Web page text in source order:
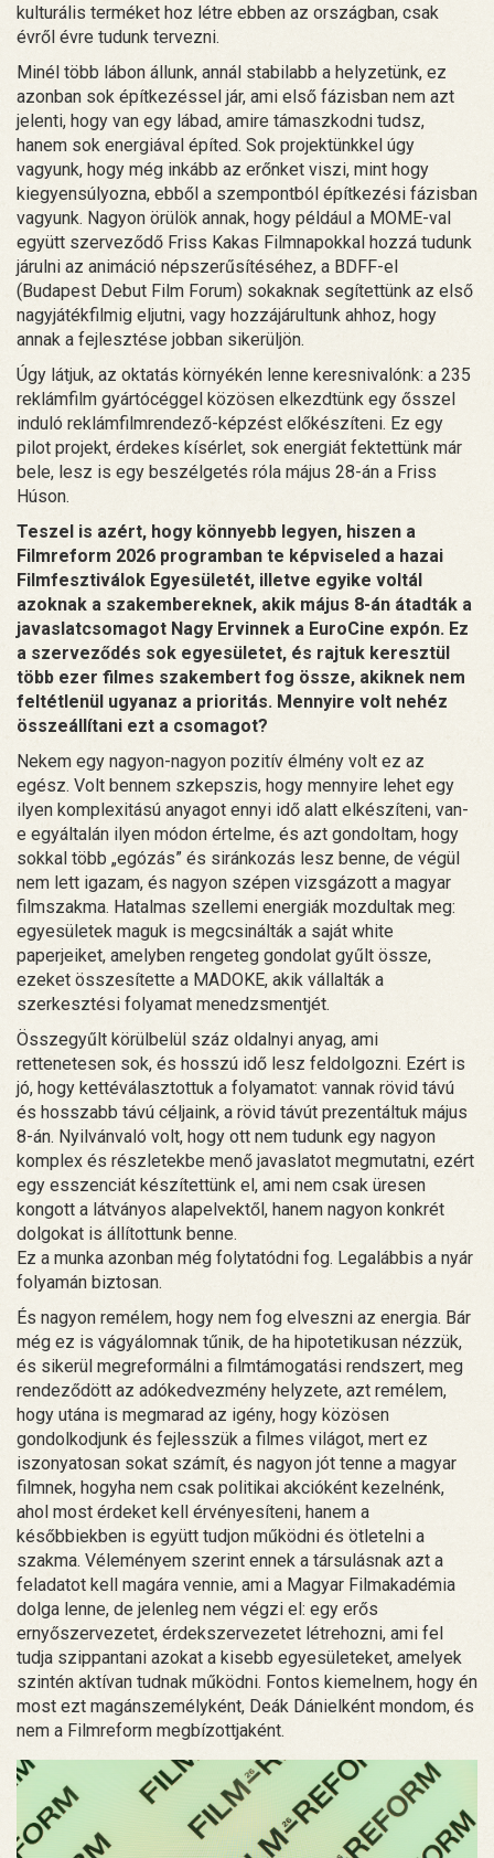
kulturális terméket hoz létre ebben az országban, csak
évről évre tudunk tervezni.
Minél több lábon állunk, annál stabilabb a helyzetünk, ez
azonban sok építkezéssel jár, ami első fázisban nem azt
jelenti, hogy van egy lábad, amire támaszkodni tudsz,
hanem sok energiával építed. Sok projektünkkel úgy
vagyunk, hogy még inkább az erőnket viszi, mint hogy
kiegyensúlyozna, ebből a szempontból építkezési fázisban
vagyunk. Nagyon örülök annak, hogy például a MOME-val
együtt szerveződő Friss Kakas Filmnapokkal hozzá tudunk
járulni az animáció népszerűsítéséhez, a BDFF-el
(Budapest Debut Film Forum) sokaknak segítettünk az első
nagyjátékfilmig eljutni, vagy hozzájárultunk ahhoz, hogy
annak a fejlesztése jobban sikerüljön.
Úgy látjuk, az oktatás környékén lenne keresnivalónk: a 235
reklámfilm gyártócéggel közösen elkezdtünk egy ősszel
induló reklámfilmrendező-képzést előkészíteni. Ez egy
pilot projekt, érdekes kísérlet, sok energiát fektettünk már
bele, lesz is egy beszélgetés róla május 28-án a Friss
Húson.
Teszel is azért, hogy könnyebb legyen, hiszen a
Filmreform 2026 programban te képviseled a hazai
Filmfesztiválok Egyesületét, illetve egyike voltál
azoknak a szakembereknek, akik május 8-án átadták a
javaslatcsomagot Nagy Ervinnek a EuroCine expón. Ez
a szerveződés sok egyesületet, és rajtuk keresztül
több ezer filmes szakembert fog össze, akiknek nem
feltétlenül ugyanaz a prioritás. Mennyire volt nehéz
összeállítani ezt a csomagot?
Nekem egy nagyon-nagyon pozitív élmény volt ez az
egész. Volt bennem szkepszis, hogy mennyire lehet egy
ilyen komplexitású anyagot ennyi idő alatt elkészíteni, van-
e egyáltalán ilyen módon értelme, és azt gondoltam, hogy
sokkal több „egózás” és siránkozás lesz benne, de végül
nem lett igazam, és nagyon szépen vizsgázott a magyar
filmszakma. Hatalmas szellemi energiák mozdultak meg:
egyesületek maguk is megcsinálták a saját white
paperjeiket, amelyben rengeteg gondolat gyűlt össze,
ezeket összesítette a MADOKE, akik vállalták a
szerkesztési folyamat menedzsmentjét.
Összegyűlt körülbelül száz oldalnyi anyag, ami
rettenetesen sok, és hosszú idő lesz feldolgozni. Ezért is
jó, hogy kettéválasztottuk a folyamatot: vannak rövid távú
és hosszabb távú céljaink, a rövid távút prezentáltuk május
8-án. Nyilvánvaló volt, hogy ott nem tudunk egy nagyon
komplex és részletekbe menő javaslatot megmutatni, ezért
egy esszenciát készítettünk el, ami nem csak üresen
kongott a látványos alapelvektől, hanem nagyon konkrét
dolgokat is állítottunk benne.
Ez a munka azonban még folytatódni fog. Legalábbis a nyár
folyamán biztosan.
És nagyon remélem, hogy nem fog elveszni az energia. Bár
még ez is vágyálomnak tűnik, de ha hipotetikusan nézzük,
és sikerül megreformálni a filmtámogatási rendszert, meg
rendeződött az adókedvezmény helyzete, azt remélem,
hogy utána is megmarad az igény, hogy közösen
gondolkodjunk és fejlesszük a filmes világot, mert ez
iszonyatosan sokat számít, és nagyon jót tenne a magyar
filmnek, hogyha nem csak politikai akcióként kezelnénk,
ahol most érdeket kell érvényesíteni, hanem a
későbbiekben is együtt tudjon működni és ötletelni a
szakma. Véleményem szerint ennek a társulásnak azt a
feladatot kell magára vennie, ami a Magyar Filmakadémia
dolga lenne, de jelenleg nem végzi el: egy erős
ernyőszervezetet, érdekszervezetet létrehozni, ami fel
tudja szippantani azokat a kisebb egyesületeket, amelyek
szintén aktívan tudnak működni. Fontos kiemelnem, hogy én
most ezt magánszemélyként, Deák Dánielként mondom, és
nem a Filmreform megbízottjaként.